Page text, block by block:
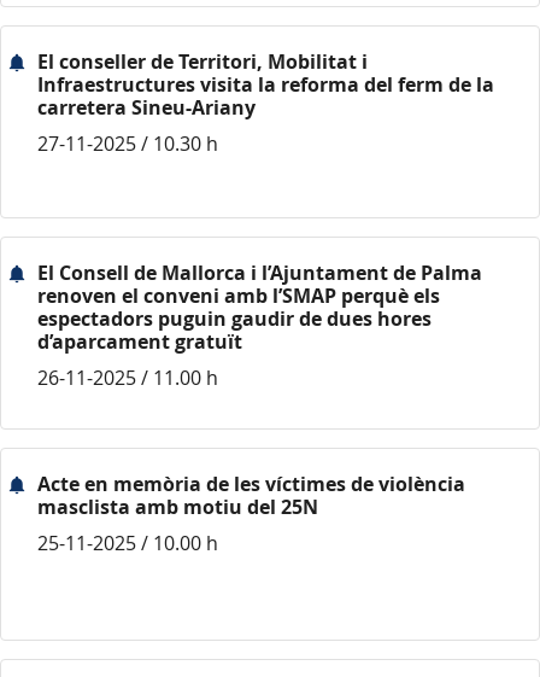
El conseller de Territori, Mobilitat i
Infraestructures visita la reforma del ferm de la
carretera Sineu-Ariany
27-11-2025 / 10.30 h
El Consell de Mallorca i l’Ajuntament de Palma
renoven el conveni amb l’SMAP perquè els
espectadors puguin gaudir de dues hores
d’aparcament gratuït
26-11-2025 / 11.00 h
Acte en memòria de les víctimes de violència
masclista amb motiu del 25N
25-11-2025 / 10.00 h